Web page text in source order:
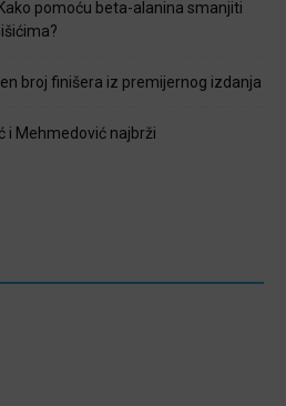
Kako pomoću beta-alanina smanjiti
broj finišera iz premijernog izdanja
i Mehmedović najbrži